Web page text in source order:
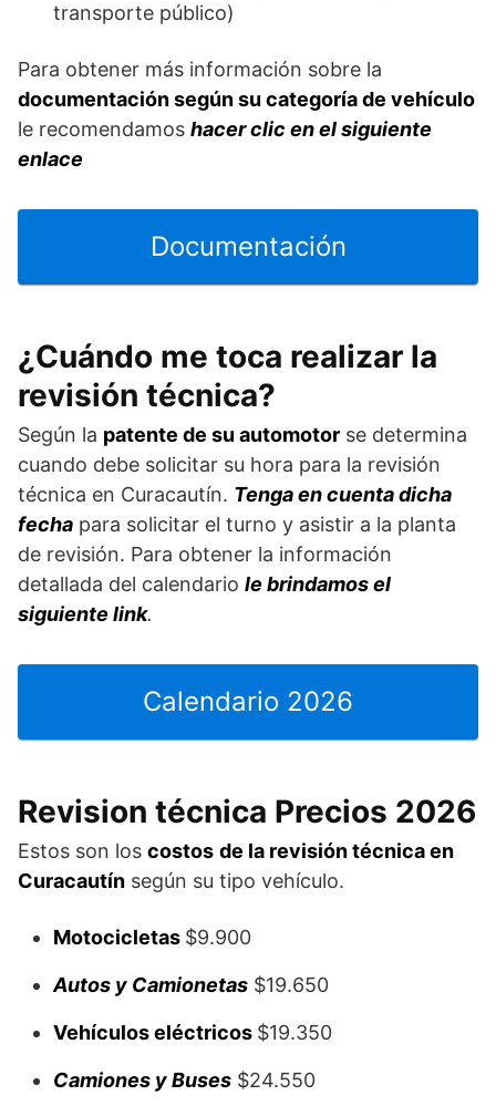
transporte público)
Para obtener más información sobre la
documentación según su categoría de vehículo
le recomendamos hacer clic en el siguiente
enlace
Documentación
¿Cuándo me toca realizar la
revisión técnica?
Según la patente de su automotor se determina
cuando debe solicitar su hora para la revisión
técnica en Curacautín. Tenga en cuenta dicha
fecha para solicitar el turno y asistir a la planta
de revisión. Para obtener la información
detallada del calendario le brindamos el
siguiente link.
Calendario 2026
Revision técnica Precios 2026
Estos son los costos de la revisión técnica en
Curacautín según su tipo vehículo.
Motocicletas $9.900
Autos y Camionetas $19.650
Vehículos eléctricos $19.350
Camiones y Buses $24.550